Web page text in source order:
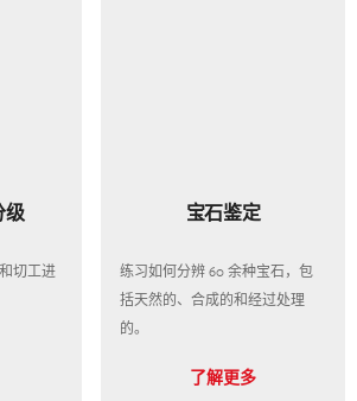
级
切工进
宝石鉴定
练习如何分辨 60 余种宝石，包
括天然的、合成的和经过处理
的。
了解更多